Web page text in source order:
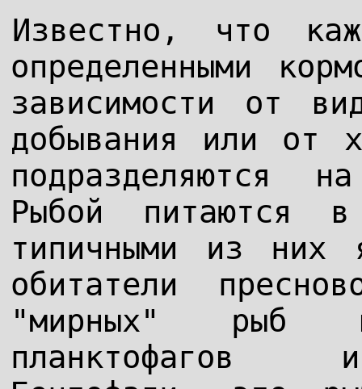
Известно, что
определенными
зависимости от
добывания или от
подразделяются
Рыбой питаются
типичными из
обитатели
"мирных" рыб
планктофагов